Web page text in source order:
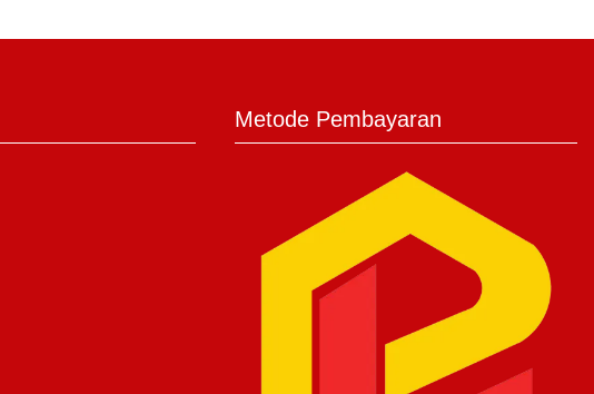
Metode Pembayaran